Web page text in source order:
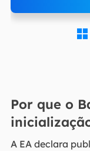

Por que o
A EA declara